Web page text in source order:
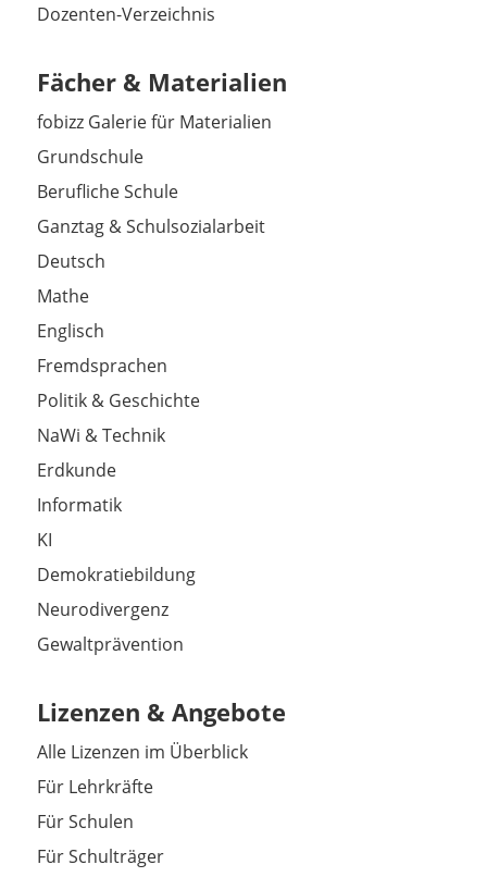
Dozenten-Verzeichnis
Fächer & Materialien
fobizz Galerie für Materialien
Grundschule
Berufliche Schule
Ganztag & Schulsozialarbeit
Deutsch
Mathe
Englisch
Fremdsprachen
Politik & Geschichte
NaWi & Technik
Erdkunde
Informatik
KI
Demokratiebildung
Neurodivergenz
Gewaltprävention
Lizenzen & Angebote
Alle Lizenzen im Überblick
Für Lehrkräfte
Für Schulen
Für Schulträger